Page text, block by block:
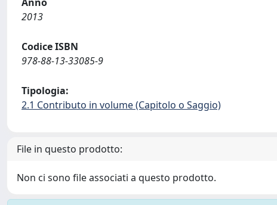
2013
Codice ISBN
978-88-13-33085-9
Tipologia:
2.1 Contributo in volume (Capitolo o Saggio)
File in questo prodotto:
Non ci sono file associati a questo prodotto.